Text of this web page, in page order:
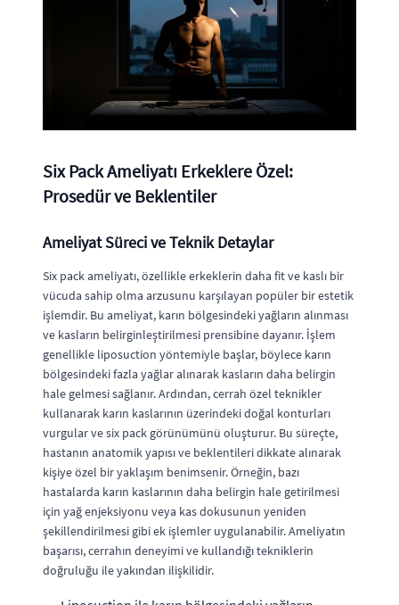
Six Pack Ameliyatı Erkeklere Özel:
Prosedür ve Beklentiler
Ameliyat Süreci ve Teknik Detaylar
Six pack ameliyatı, özellikle erkeklerin daha fit ve kaslı bir
vücuda sahip olma arzusunu karşılayan popüler bir estetik
işlemdir. Bu ameliyat, karın bölgesindeki yağların alınması
ve kasların belirginleştirilmesi prensibine dayanır. İşlem
genellikle liposuction yöntemiyle başlar, böylece karın
bölgesindeki fazla yağlar alınarak kasların daha belirgin
hale gelmesi sağlanır. Ardından, cerrah özel teknikler
kullanarak karın kaslarının üzerindeki doğal konturları
vurgular ve six pack görünümünü oluşturur. Bu süreçte,
hastanın anatomik yapısı ve beklentileri dikkate alınarak
kişiye özel bir yaklaşım benimsenir. Örneğin, bazı
hastalarda karın kaslarının daha belirgin hale getirilmesi
için yağ enjeksiyonu veya kas dokusunun yeniden
şekillendirilmesi gibi ek işlemler uygulanabilir. Ameliyatın
başarısı, cerrahın deneyimi ve kullandığı tekniklerin
doğruluğu ile yakından ilişkilidir.